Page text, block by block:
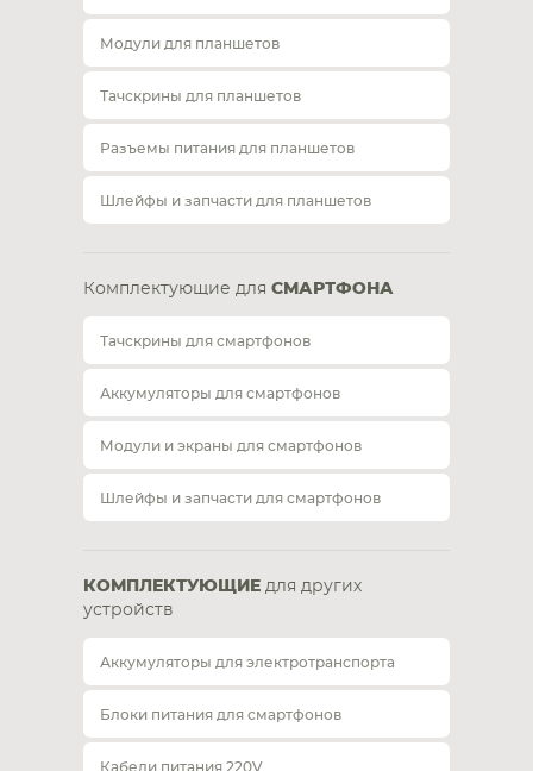
Модули для планшетов
Тачскрины для планшетов
Разъемы питания для планшетов
Шлейфы и запчасти для планшетов
Комплектующие для СМАРТФОНА
Тачскрины для смартфонов
Аккумуляторы для смартфонов
Модули и экраны для смартфонов
Шлейфы и запчасти для смартфонов
КОМПЛЕКТУЮЩИЕ для других
устройств
Аккумуляторы для электротранспорта
Блоки питания для смартфонов
Кабели питания 220V